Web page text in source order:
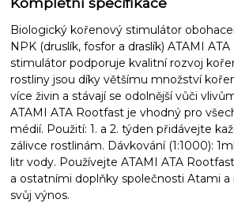
Biologický kořenový stimulátor
NPK (druslík, fosfor a draslík) ATAMI
stimulátor podporuje kvalitní rozvoj
rostliny jsou díky většímu množství
více živin a stávají se odolnější vůči
ATAMI ATA Rootfast je vhodný pro
médií. Použití: 1. a 2. týden přidávejte
zálivce rostlinám. Dávkování (1:1000):
litr vody. Používejte ATAMI ATA
a ostatními doplňky společnosti Atami
svůj výnos.